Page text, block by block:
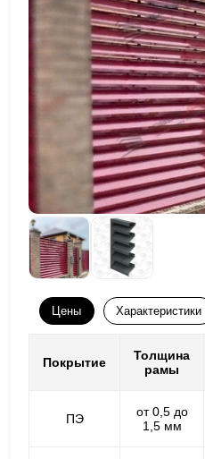
Цены Характеристики
Покрытие
Толщина
рамы
ПЭ
от 0,5 до
1,5 мм